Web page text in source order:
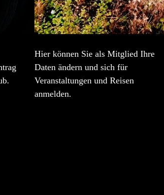
Hier können Sie als Mitglied Ihre
Daten ändern und sich für
Veranstaltungen und Reisen
anmelden.